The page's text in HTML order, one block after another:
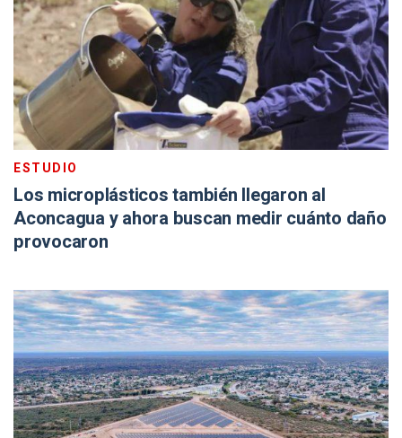
ESTUDIO
Los microplásticos también llegaron al
Aconcagua y ahora buscan medir cuánto daño
provocaron